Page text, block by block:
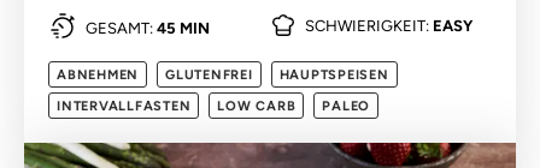
GESAMT: 45 MIN SCHWIERIGKEIT: EASY
ABNEHMEN GLUTENFREI
HAUPTSPEISEN
INTERVALLFASTEN
LOW CARB PALEO